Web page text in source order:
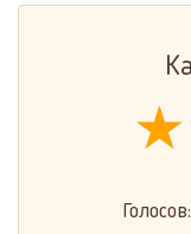
Голосов: